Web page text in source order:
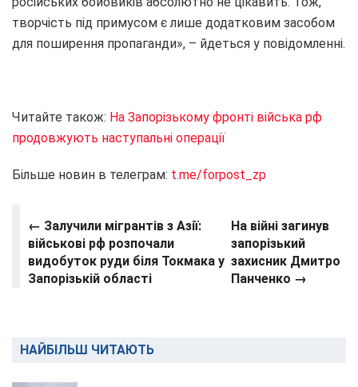
творчість під примусом є лише додатковим засобом
для поширення пропаганди», – йдеться у повідомленні.
Читайте також: На Запорізькому фронті війська рф
продовжують наступальні операції
Більше новин в телеграм: t.me/forpost_zp
← Залучили мігрантів з Азії:
військові рф розпочали
видобуток руди біля Токмака у
Запорізькій області
На війні загинув
запорізький
захисник Дмитро
Панченко →
НАЙБІЛЬШ ЧИТАЮТЬ